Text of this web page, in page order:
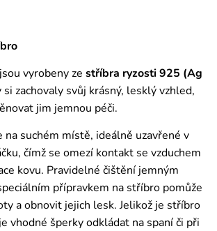
vyrobeny ze stříbra ryzosti 925 (Ag
si zachovaly svůj krásný, lesklý vzhled,
jim jemnou péči.
na suchém místě, ideálně uzavřené v
čímž se omezí kontakt se vzduchem
kovu. Pravidelné čištění jemným
přípravkem na stříbro pomůže
a obnovit jejich lesk. Jelikož je stříbro
vhodné šperky odkládat na spaní či při